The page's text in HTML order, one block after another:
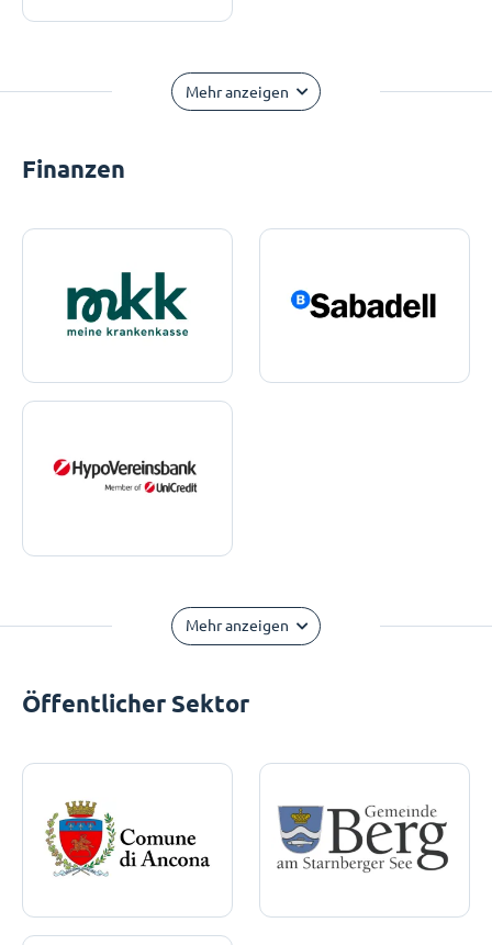
Mehr anzeigen
Finanzen
Mehr anzeigen
Öffentlicher Sektor